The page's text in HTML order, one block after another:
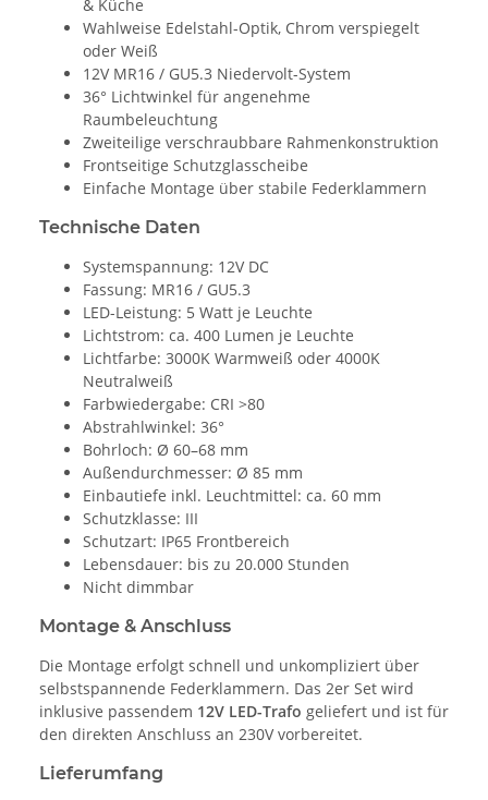
& Küche
Wahlweise Edelstahl-Optik, Chrom verspiegelt
oder Weiß
12V MR16 / GU5.3 Niedervolt-System
36° Lichtwinkel für angenehme
Raumbeleuchtung
Zweiteilige verschraubbare Rahmenkonstruktion
Frontseitige Schutzglasscheibe
Einfache Montage über stabile Federklammern
Technische Daten
Systemspannung: 12V DC
Fassung: MR16 / GU5.3
LED-Leistung: 5 Watt je Leuchte
Lichtstrom: ca. 400 Lumen je Leuchte
Lichtfarbe: 3000K Warmweiß oder 4000K
Neutralweiß
Farbwiedergabe: CRI >80
Abstrahlwinkel: 36°
Bohrloch: Ø 60–68 mm
Außendurchmesser: Ø 85 mm
Einbautiefe inkl. Leuchtmittel: ca. 60 mm
Schutzklasse: III
Schutzart: IP65 Frontbereich
Lebensdauer: bis zu 20.000 Stunden
Nicht dimmbar
Montage & Anschluss
Die Montage erfolgt schnell und unkompliziert über
selbstspannende Federklammern. Das 2er Set wird
inklusive passendem 12V LED-Trafo geliefert und ist für
den direkten Anschluss an 230V vorbereitet.
Lieferumfang